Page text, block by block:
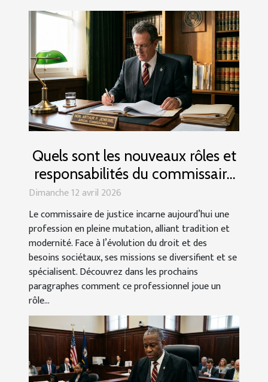
Quels sont les nouveaux rôles et
responsabilités du commissaire
de justice ?
Dimanche 12 avril 2026
Le commissaire de justice incarne aujourd’hui une
profession en pleine mutation, alliant tradition et
modernité. Face à l’évolution du droit et des
besoins sociétaux, ses missions se diversifient et se
spécialisent. Découvrez dans les prochains
paragraphes comment ce professionnel joue un
rôle...